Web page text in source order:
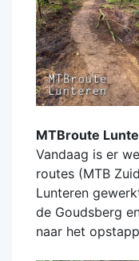
MTBroute
Vandaag is er
routes (MTB
Lunteren
de Goudsberg
naar het